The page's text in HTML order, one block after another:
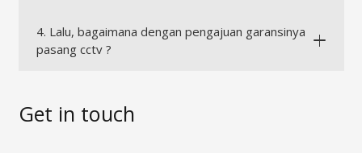
4. Lalu, bagaimana dengan pengajuan garansinya
pasang cctv ?
Get in touch